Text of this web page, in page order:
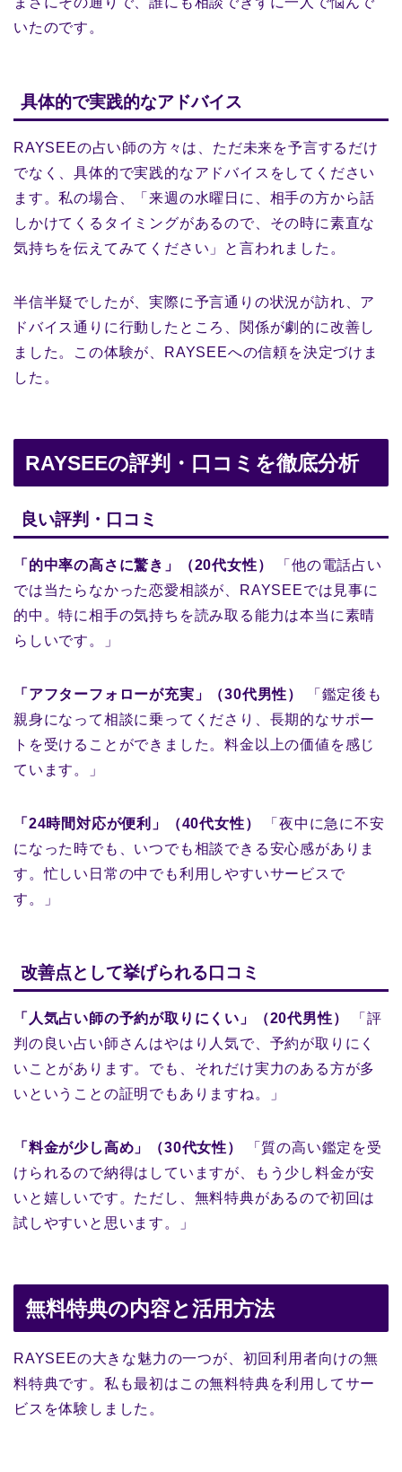
いたのです。
具体的で実践的なアドバイス
RAYSEEの占い師の方々は、ただ未来を予言するだけ
でなく、具体的で実践的なアドバイスをしてください
ます。私の場合、「来週の水曜日に、相手の方から話
しかけてくるタイミングがあるので、その時に素直な
気持ちを伝えてみてください」と言われました。
半信半疑でしたが、実際に予言通りの状況が訪れ、ア
ドバイス通りに行動したところ、関係が劇的に改善し
ました。この体験が、RAYSEEへの信頼を決定づけま
した。
RAYSEEの評判・口コミを徹底分析
良い評判・口コミ
「的中率の高さに驚き」（20代女性）
「他の電話占い
では当たらなかった恋愛相談が、RAYSEEでは見事に
的中。特に相手の気持ちを読み取る能力は本当に素晴
らしいです。」
「アフターフォローが充実」（30代男性）
「鑑定後も
親身になって相談に乗ってくださり、長期的なサポー
トを受けることができました。料金以上の価値を感じ
ています。」
「24時間対応が便利」（40代女性）
「夜中に急に不安
になった時でも、いつでも相談できる安心感がありま
す。忙しい日常の中でも利用しやすいサービスで
す。」
改善点として挙げられる口コミ
「人気占い師の予約が取りにくい」（20代男性）
「評
判の良い占い師さんはやはり人気で、予約が取りにく
いことがあります。でも、それだけ実力のある方が多
いということの証明でもありますね。」
「料金が少し高め」（30代女性）
「質の高い鑑定を受
けられるので納得はしていますが、もう少し料金が安
いと嬉しいです。ただし、無料特典があるので初回は
試しやすいと思います。」
無料特典の内容と活用方法
RAYSEEの大きな魅力の一つが、初回利用者向けの無
料特典です。私も最初はこの無料特典を利用してサー
ビスを体験しました。